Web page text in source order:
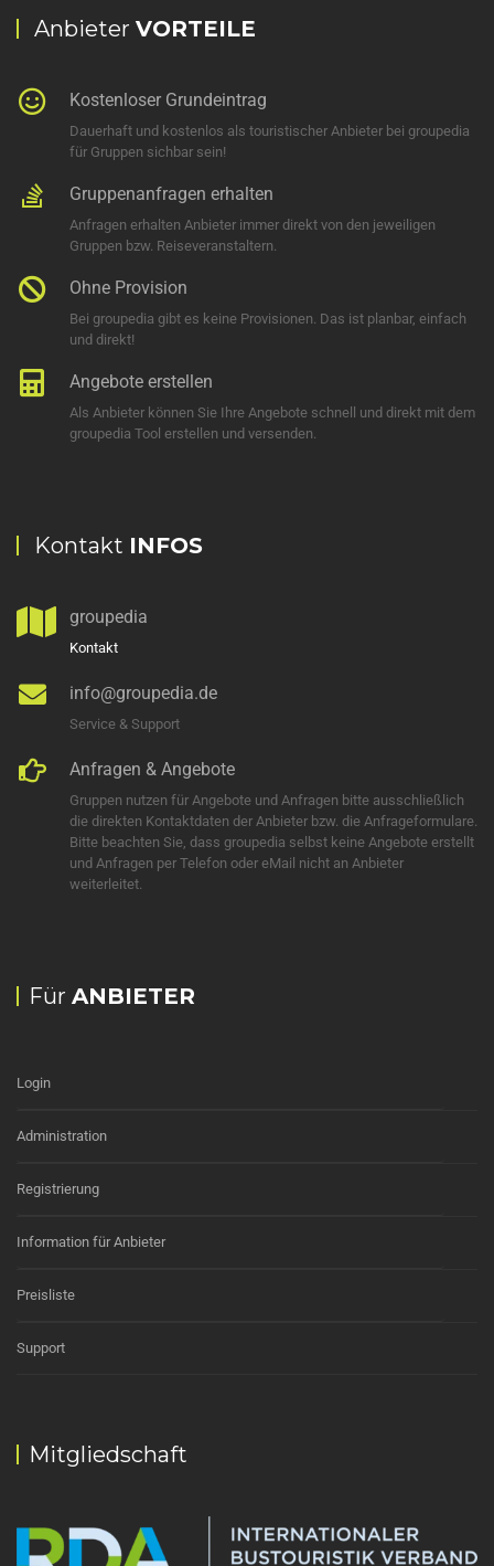
Anbieter VORTEILE
Kostenloser Grundeintrag
Dauerhaft und kostenlos als touristischer Anbieter bei groupedia
für Gruppen sichbar sein!
Gruppenanfragen erhalten
Anfragen erhalten Anbieter immer direkt von den jeweiligen
Gruppen bzw. Reiseveranstaltern.
Ohne Provision
Bei groupedia gibt es keine Provisionen. Das ist planbar, einfach
und direkt!
Angebote erstellen
Als Anbieter können Sie Ihre Angebote schnell und direkt mit dem
groupedia Tool erstellen und versenden.
Kontakt INFOS
groupedia
Kontakt
info@groupedia.de
Service & Support
Anfragen & Angebote
Gruppen nutzen für Angebote und Anfragen bitte ausschließlich
die direkten Kontaktdaten der Anbieter bzw. die Anfrageformulare.
Bitte beachten Sie, dass groupedia selbst keine Angebote erstellt
und Anfragen per Telefon oder eMail nicht an Anbieter
weiterleitet.
Für ANBIETER
Login
Administration
Registrierung
Information für Anbieter
Preisliste
Support
Mitgliedschaft